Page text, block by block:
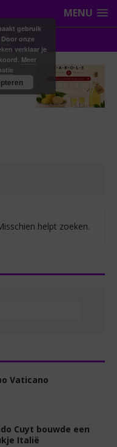
MENU
helpt zoeken.
Vaticano
Cuyt bouwde een
Italië
gebruik
onze
verklaar je
Meer